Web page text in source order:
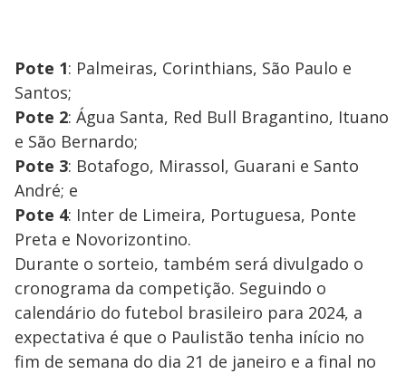
Pote 1: Palmeiras, Corinthians, São Paulo e
Santos;
Pote 2: Água Santa, Red Bull Bragantino, Ituano
e São Bernardo;
Pote 3: Botafogo, Mirassol, Guarani e Santo
André; e
Pote 4: Inter de Limeira, Portuguesa, Ponte
Preta e Novorizontino.
Durante o sorteio, também será divulgado o
cronograma da competição. Seguindo o
calendário do futebol brasileiro para 2024, a
expectativa é que o Paulistão tenha início no
fim de semana do dia 21 de janeiro e a final no